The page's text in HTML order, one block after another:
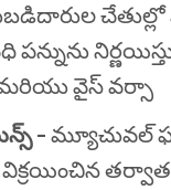
పన్నును
మరియు వైస్ వర్సా
- మ్యూచువల్
విక్రయించిన